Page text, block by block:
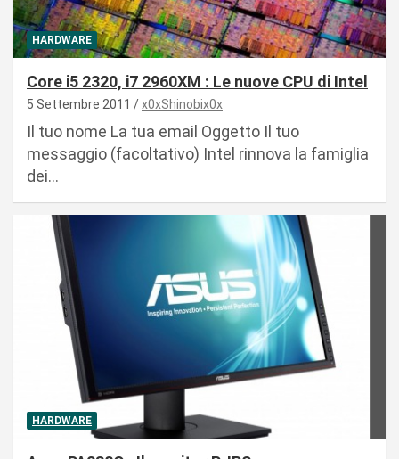
HARDWARE
Core i5 2320, i7 2960XM : Le nuove CPU di Intel
5 Settembre 2011 x0xShinobix0x
Il tuo nome La tua email Oggetto Il tuo
messaggio (facoltativo) Intel rinnova la famiglia
dei…
HARDWARE